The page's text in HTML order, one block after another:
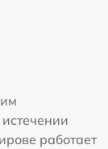
работает